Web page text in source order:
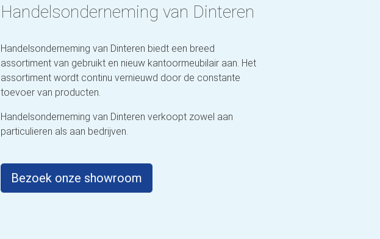
Handelsonderneming van Dinteren
Handelsonderneming van Dinteren biedt een breed
assortiment van gebruikt en nieuw kantoormeubilair aan. Het
assortiment wordt continu vernieuwd door de constante
toevoer van producten.
Handelsonderneming van Dinteren verkoopt zowel aan
particulieren als aan bedrijven.
Bezoek onze showroom